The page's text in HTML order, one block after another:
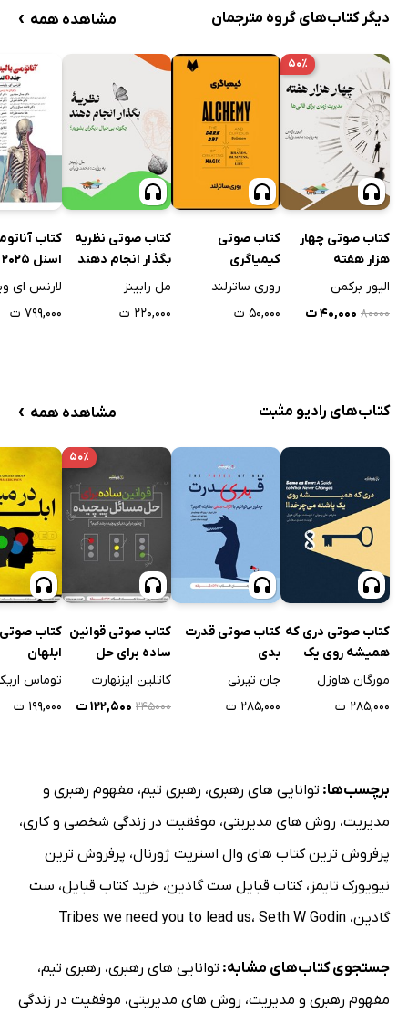
دیگر کتاب‌های گروه مترجمان مشاهده همه ›
۵۰٪
کتاب صوتی چهار
هزار هفته
الیور برکمن
۸۰۰۰۰ ۴۰,۰۰۰ ت
کتاب صوتی
کیمیاگری
روری ساترلند
۵۰,۰۰۰ ت
کتاب صوتی نظریه
بگذار انجام دهند
مل رابینز
۲۲۰,۰۰۰ ت
کتاب
اول
لارنس ای
۷۹۹,۰۰۰ ت
کتاب‌های رادیو مثبت مشاهده همه ›
کتاب صوتی دری که
همیشه روی یک
پاشنه می‌چرخد
مورگان هاوزل
۲۸۵,۰۰۰ ت
کتاب صوتی قدرت
بدی
جان تیرنی
۲۸۵,۰۰۰ ت
۵۰٪
کتاب صوتی قوانین
ساده برای حل
مسائل پیچیده
کاتلین ایزنهارت
۲۴۵۰۰۰ ۱۲۲,۵۰۰ ت
کتاب
ابلهان
توماس
۱۹۹,۰۰۰ ت
برچسب‌ها: توانایی های رهبری، رهبری تیم، مفهوم رهبری و
مدیریت، روش های مدیریتی، موفقیت در زندگی شخصی و کاری،
پرفروش ترین کتاب های وال استریت ژورنال، پرفروش ترین
نیویورک تایمز ،کتاب قبایل ست گادین، خرید کتاب قبایل، ست
گادین، Tribes we need you to lead us، Seth W Godin
جستجوی کتاب‌های مشابه: توانایی های رهبری، رهبری تیم،
مفهوم رهبری و مدیریت، روش های مدیریتی، موفقیت در زندگی